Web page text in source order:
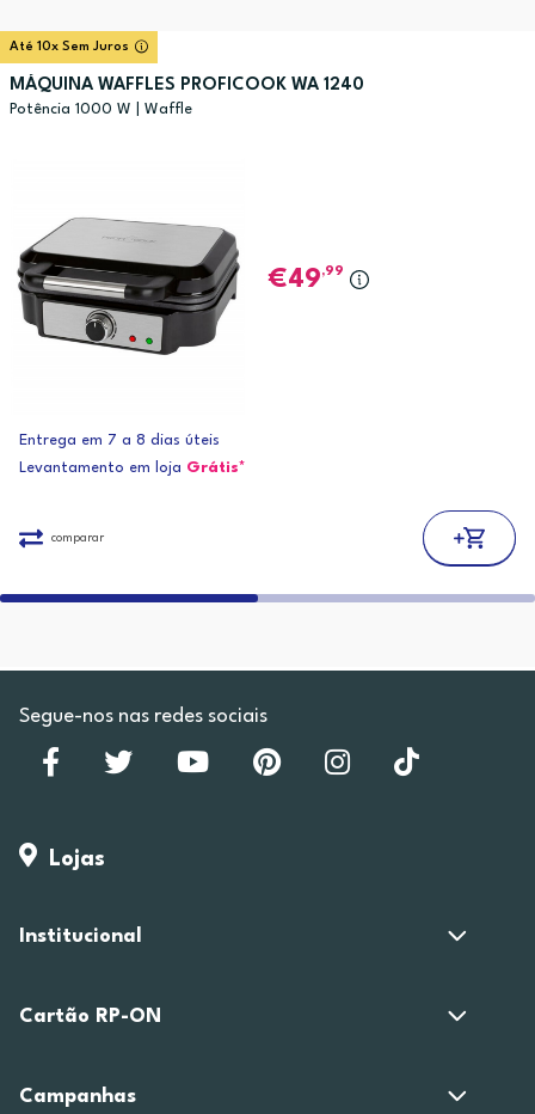
Até 10x Sem Juros
MÁQUINA WAFFLES PROFICOOK WA 1240
Potência 1000 W | Waffle
49,99
Entrega em 7 a 8 dias úteis
Levantamento em loja Grátis*
comparar
Segue-nos nas redes sociais
Lojas
Institucional
Cartão RP-ON
Campanhas